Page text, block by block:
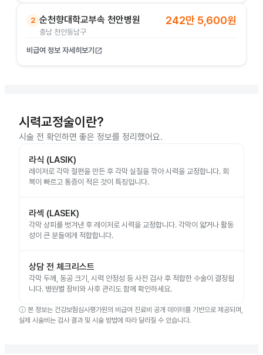
2 순천향대학교부속 천안병원
충남 천안동남구
242만 5,600원
비급여 정보 자세히보기 open_in_new
시력교정술이란?
시술 전 확인하면 좋은 정보를 정리했어요.
라식 (LASIK)
레이저로 각막 절편을 만든 후 각막 실질을 깎아 시력을 교정합니다. 회
복이 빠르고 통증이 적은 것이 특징입니다.
라섹 (LASEK)
각막 상피를 벗겨낸 후 레이저로 시력을 교정합니다. 각막이 얇거나 활동
성이 큰 분들에게 적합합니다.
상담 전 체크리스트
각막 두께, 동공 크기, 시력 안정성 등 사전 검사 후 적합한 수술이 결정됩
니다. 병원별 장비와 사후 관리도 함께 확인하세요.
ⓘ 본 정보는 건강보험심사평가원의 비급여 진료비 공개 데이터를 기반으로 제공되며,
실제 시술비는 검사 결과 및 시술 방법에 따라 달라질 수 있습니다.